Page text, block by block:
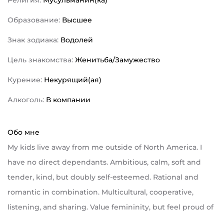
Образование: Высшее
Знак зодиака: Водолей
Цель знакомства: Женитьба/Замужество
Курение: Некурящий(ая)
Алкоголь: В компании
Обо мне
My kids live away from me outside of North America. I
have no direct dependants. Ambitious, calm, soft and
tender, kind, but doubly self-esteemed. Rational and
romantic in combination. Multicultural, cooperative,
listening, and sharing. Value femininity, but feel proud of